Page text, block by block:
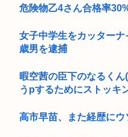
危険物乙4さん合格率
女子中学生をカッター
歳男を逮捕
暇空茜の臣下のなるく
うpするためにストッキ
高市早苗、また経歴にウ